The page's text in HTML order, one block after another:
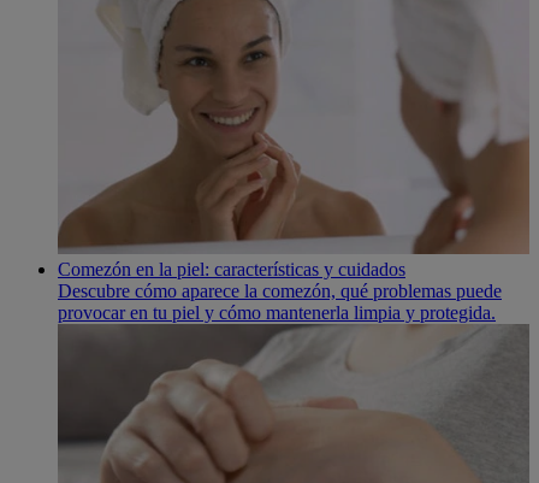
Comezón en la piel: características y cuidados
Descubre cómo aparece la comezón, qué problemas puede
provocar en tu piel y cómo mantenerla limpia y protegida.